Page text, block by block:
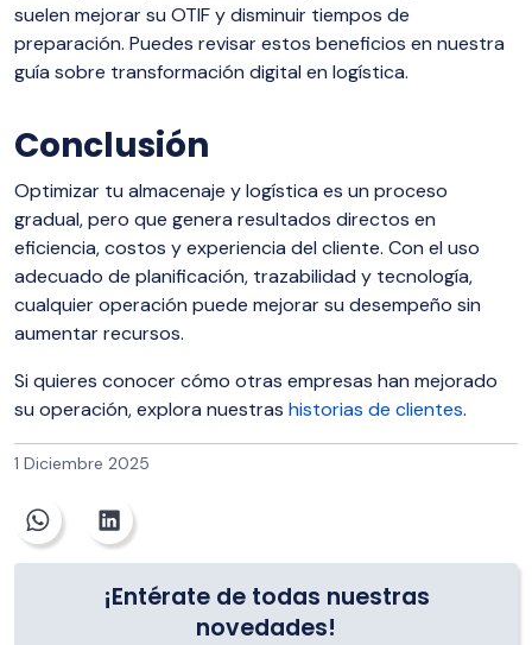
suelen mejorar su OTIF y disminuir tiempos de
preparación. Puedes revisar estos beneficios en nuestra
guía sobre transformación digital en logística.
Conclusión
Optimizar tu almacenaje y logística es un proceso
gradual, pero que genera resultados directos en
eficiencia, costos y experiencia del cliente. Con el uso
adecuado de planificación, trazabilidad y tecnología,
cualquier operación puede mejorar su desempeño sin
aumentar recursos.
Si quieres conocer cómo otras empresas han mejorado
su operación, explora nuestras historias de clientes.
1 Diciembre 2025
¡Entérate de todas nuestras
novedades!